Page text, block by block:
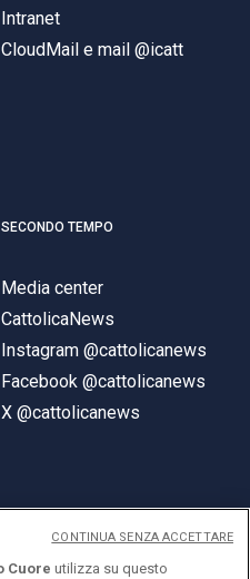
Intranet
CloudMail e mail @icatt
SECONDO TEMPO
Media center
CattolicaNews
Instagram @cattolicanews
Facebook @cattolicanews
X @cattolicanews
Cuore utilizza su questo
CONTINUA SENZA ACCETTARE